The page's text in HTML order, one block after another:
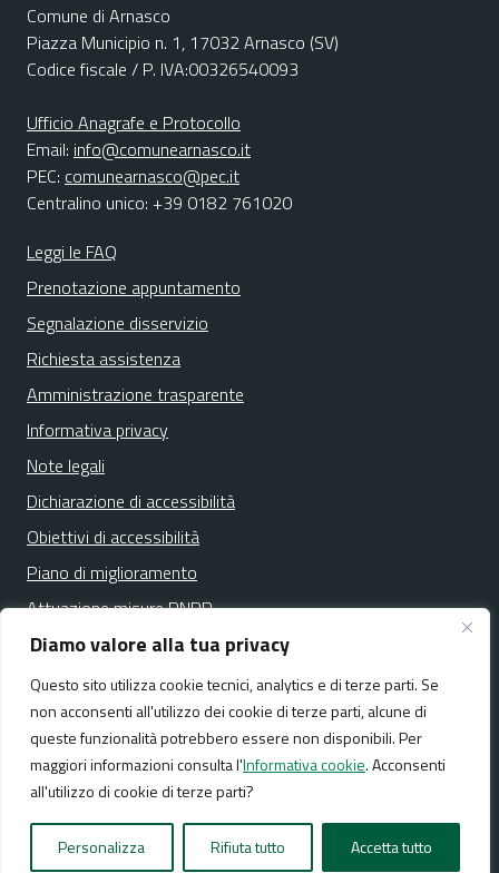
Diamo valore alla tua privacy
Questo sito utilizza cookie tecnici, analytics e di terze parti. Se
non acconsenti all'utilizzo dei cookie di terze parti, alcune di
queste funzionalità potrebbero essere non disponibili. Per
maggiori informazioni consulta l'Informativa cookie. Acconsenti
all'utilizzo di cookie di terze parti?
Personalizza Rifiuta tutto Accetta tutto
Comune di Arnasco
Piazza Municipio n. 1, 17032 Arnasco (SV)
Codice fiscale / P. IVA:00326540093
Ufficio Anagrafe e Protocollo
Email: info@comunearnasco.it
PEC: comunearnasco@pec.it
Centralino unico: +39 0182 761020
Leggi le FAQ
Prenotazione appuntamento
Segnalazione disservizio
Richiesta assistenza
Amministrazione trasparente
Informativa privacy
Note legali
Dichiarazione di accessibilità
Obiettivi di accessibilità
Piano di miglioramento
Attuazione misure PNRR
Media policy Mappa del sito
Realizzato da:NeMeA Sistemi Srl